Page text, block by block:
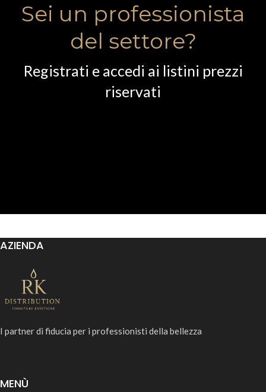
Sei un professionista
del settore?
Registrati e accedi ai listini prezzi
riservati
AZIENDA
I partner di fiducia per i professionisti della bellezza
MENÙ